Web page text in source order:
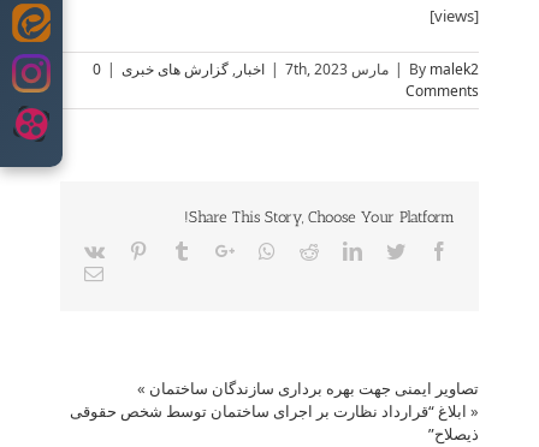
to
content
[views]
By malek2
| مارس 7th, 2023 | اخبار, گزارش های خبری |
0
Comments
Share This Story, Choose Your Platform!
Facebook
Twitter
LinkedIn
Reddit
Whatsapp
Google+
Tumblr
Pinterest
Vk
Email
تصاویر ایمنی جهت بهره برداری سازندگان ساختمان »
« ابلاغ “قرارداد نظارت بر اجرای ساختمان توسط شخص حقوقی
ذیصلاح”